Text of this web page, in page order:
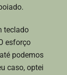
teclado
esforço
podemos
caso, optei